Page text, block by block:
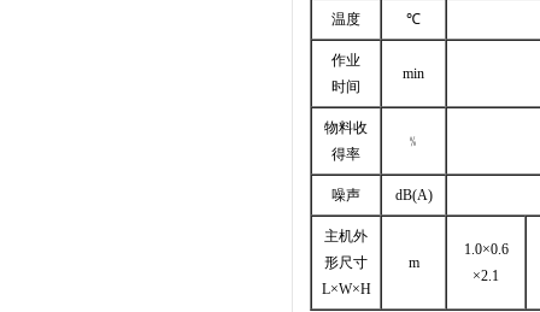
温度 ℃
作业
时间
min
物料收
得率
﹪
噪声 dB(A)
主机外
形尺寸
L×W×H
m
1.0×0.6
×2.1